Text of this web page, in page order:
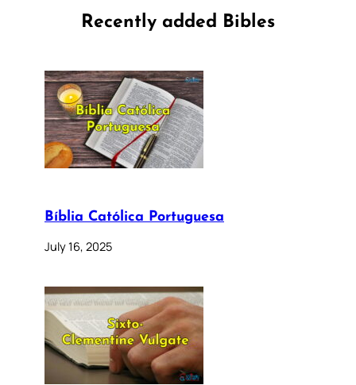
Recently added Bibles
Bíblia Católica Portuguesa
July 16, 2025